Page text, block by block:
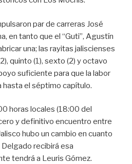
par de carreras José
en tanto que el “Guti”, Agustín
una; las rayitas jaliscienses
quinto (1), sexto (2) y octavo
suficiente para que la labor
hasta el séptimo capítulo.
horas locales (18:00 del
y definitivo encuentro entre
hubo un cambio en cuanto
recibirá esa
tendrá a Leuris Gómez.